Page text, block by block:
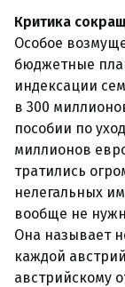
Критика
Особое
бюджетные
индексации
в 300
пособии по
миллионов
тратились
нелегальных
вообще не
Она называет
каждой
австрийскому